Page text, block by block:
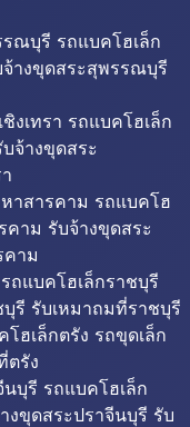
ณบุรี รถแบคโฮเล็ก
างขุดสระสุพรรณบุรี
งเทรา รถแบคโฮเล็ก
บจ้างขุดสระ
าสารคาม รถแบคโฮ
คาม รับจ้างขุดสระ
าม
ถแบคโฮเล็กราชบุรี
รี รับเหมาถมที่ราชบุรี
ฮเล็กตรัง รถขุดเล็ก
ตรัง
บุรี รถแบคโฮเล็ก
งขุดสระปราจีนบุรี รับ